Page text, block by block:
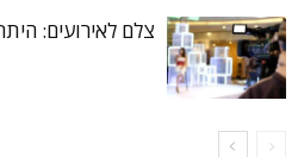
צלם לאירועים: